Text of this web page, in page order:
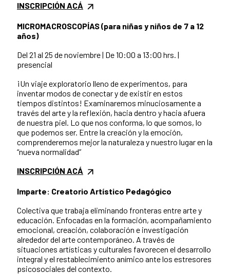
INSCRIPCIÓN ACÁ
MICROMACROSCOPÍAS (para niñas y niños de 7 a 12
años)
Del 21 al 25 de noviembre | De 10:00 a 13:00 hrs. |
presencial
¡Un viaje exploratorio lleno de experimentos, para
inventar modos de conectar y de existir en estos
tiempos distintos! Examinaremos minuciosamente a
través del arte y la reflexión, hacia dentro y hacia afuera
de nuestra piel. Lo que nos conforma, lo que somos, lo
que podemos ser. Entre la creación y la emoción,
comprenderemos mejor la naturaleza y nuestro lugar en la
“nueva normalidad”
INSCRIPCIÓN ACÁ
Imparte: Creatorio Artístico Pedagógico
Colectiva que trabaja eliminando fronteras entre arte y
educación. Enfocadas en la formación, acompañamiento
emocional, creación, colaboración e investigación
alrededor del arte contemporáneo. A través de
situaciones artísticas y culturales favorecen el desarrollo
integral y el restablecimiento anímico ante los estresores
psicosociales del contexto.